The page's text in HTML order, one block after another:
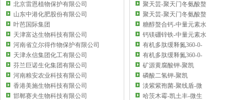
北京雷恩植物保护有限公司
山东中港化肥股份有限公司
叶芭国际集团
天津富达生物科技有限公司
河南省立尔得作物保护有限公司
天津永信集团化工有限公司
芬兰巨诺生化集团有限公司
河南粮安农业科技有限公司
香港美施生物科技有限公司
邯郸赛夫生物科技有限公司
聚天芸-聚天门冬氨酸螯
聚天芸-聚天门冬氨酸螯
糖醇螯合钙-中量元素水
钙镁硼锌铁-中量元素水
有机多肽缓释氮360-0-
有机多肽缓释氮360-0-
矿源黄腐酸钾-聚凯
磷酸二氢钾-聚凯
淡紫紫孢菌-聚线盾-微
哈茨木霉-凯土丰-微生